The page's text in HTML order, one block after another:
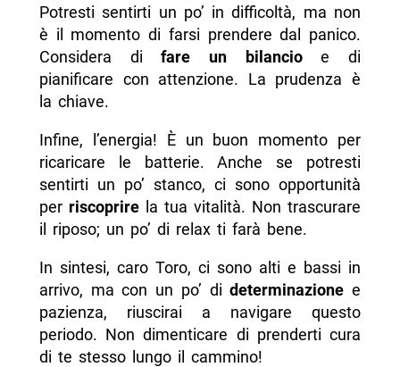
Potresti sentirti un po’ in difficoltà, ma non
è il momento di farsi prendere dal panico.
Considera difare un bilancioe di
pianificare con attenzione. La prudenza è
la chiave.
Infine, l’energia! È un buon momento per
ricaricare le batterie. Anche se potresti
sentirti un po’ stanco, ci sono opportunità
per riscoprirela tua vitalità. Non trascurare
il riposo; un po’ di relax ti farà bene.
In sintesi, caro Toro, ci sono alti e bassi in
arrivo, ma con un po’ dideterminazione e
pazienza, riuscirai a navigare questo
periodo. Non dimenticare di prenderti cura
di te stesso lungo il cammino!